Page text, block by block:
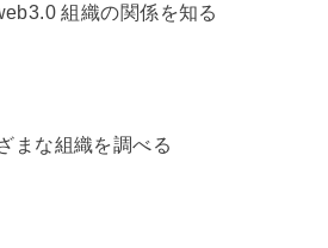
組織の関係を知る
まな組織を調べる